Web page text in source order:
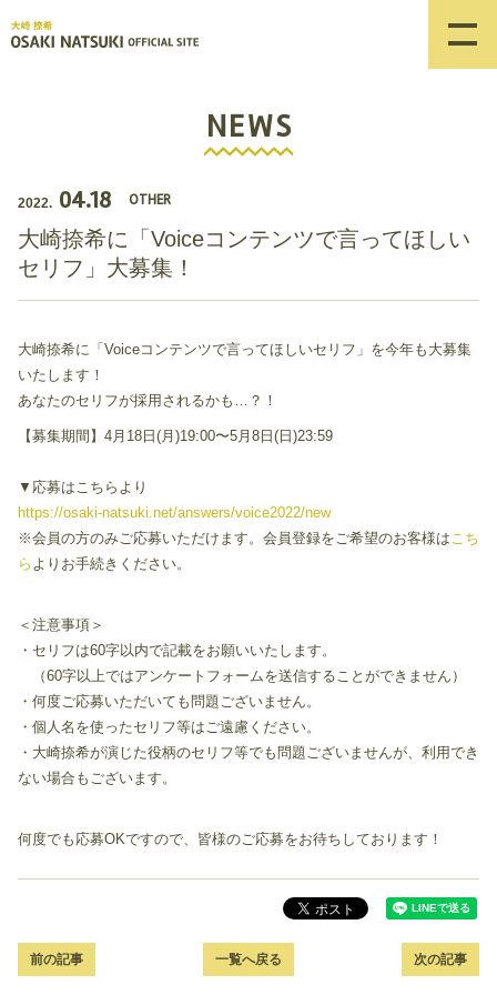
NEWS
2022. 04.18 OTHER
大崎捺希に「Voiceコンテンツで言ってほしい
セリフ」大募集！
大崎捺希に「Voiceコンテンツで言ってほしいセリフ」を今年も大募集
いたします！
あなたのセリフが採用されるかも…？！
【募集期間】4月18日(月)19:00〜5月8日(日)23:59
▼応募はこちらより
https://osaki-natsuki.net/answers/voice2022/new
※会員の方のみご応募いただけます。会員登録をご希望のお客様はこち
ら よりお手続きください。
＜注意事項＞
・セリフは60字以内で記載をお願いいたします。
（60字以上ではアンケートフォームを送信することができません）
・何度ご応募いただいても問題ございません。
・個人名を使ったセリフ等はご遠慮ください。
・大崎捺希が演じた役柄のセリフ等でも問題ございませんが、利用でき
ない場合もございます。
何度でも応募OKですので、皆様のご応募をお待ちしております！
前の記事 一覧へ戻る 次の記事